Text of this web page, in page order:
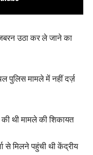
उठा कर ले जाने का
पुलिस मामले में नहीं दर्ज़
थी मामले की शिकायत
से मिलने पहुंची थी केंद्रीय